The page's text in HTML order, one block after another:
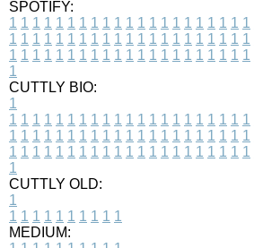
SPOTIFY:
1 1 1 1 1 1 1 1 1 1 1 1 1 1 1 1 1 1 1 1 1
1 1 1 1 1 1 1 1 1 1 1 1 1 1 1 1 1 1 1 1 1
1 1 1 1 1 1 1 1 1 1 1 1 1 1 1 1 1 1 1 1 1
1
CUTTLY BIO:
1
1 1 1 1 1 1 1 1 1 1 1 1 1 1 1 1 1 1 1 1 1
1 1 1 1 1 1 1 1 1 1 1 1 1 1 1 1 1 1 1 1 1
1 1 1 1 1 1 1 1 1 1 1 1 1 1 1 1 1 1 1 1 1
1
CUTTLY OLD:
1
1 1 1 1 1 1 1 1 1 1
MEDIUM: